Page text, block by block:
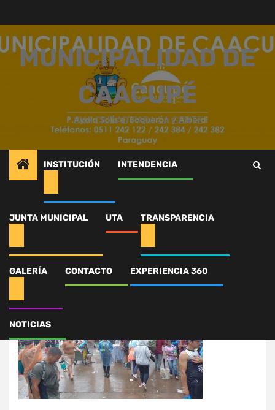
contenido
MUNICIPALIDAD DE
CAACUPÉ
UNA CIUDAD PARA LA GENTE
INSTITUCIÓN INTENDENCIA
JUNTA MUNICIPAL UTA TRANSPARENCIA
GALERÍA CONTACTO EXPERIENCIA 360
NOTICIAS